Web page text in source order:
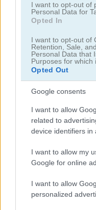
I want to opt-out of
Personal Data for
Opted In
I want to opt-out of
Retention, Sale,
Personal Data that
Purposes for which
Opted Out
Google consents
I want to allow
related to
device identifiers in
I want to allow my
Google for online
I want to allow
personalized
Daily Word Search
Danh mục liên quan
tiểu thuyết
trò chơi trực tuyến miễn